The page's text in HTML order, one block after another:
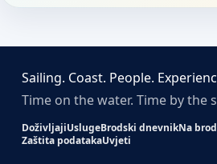
Sailing. Coast. People.
Time on the water. Time by the
DoživljajiUslugeBrodski dnevnikNa
Zaštita podatakaUvjeti